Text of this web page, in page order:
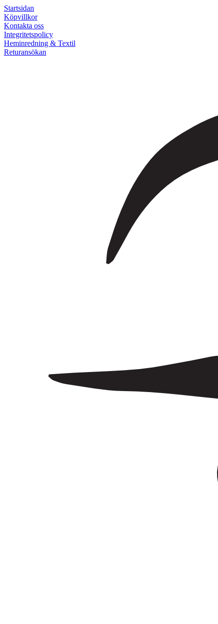
Startsidan
Köpvillkor
Kontakta oss
Integritetspolicy
Heminredning & Textil
Returansökan